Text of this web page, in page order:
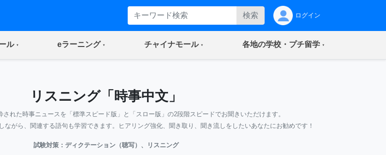
検索 ログイン
ル(current) eラーニング(current) チャイナモール(current) 各地の学校・プチ留学(current)
リスニング「時事中文」
れた時事ニュースを「標準スピード版」と「スロー版」の2段階スピードでお聞きいただけます。
ながら、関連する語句も学習できます。ヒアリング強化、聞き取り、聞き流しをしたいあなたにお勧めです！
試験対策：ディクテーション（聴写）、リスニング